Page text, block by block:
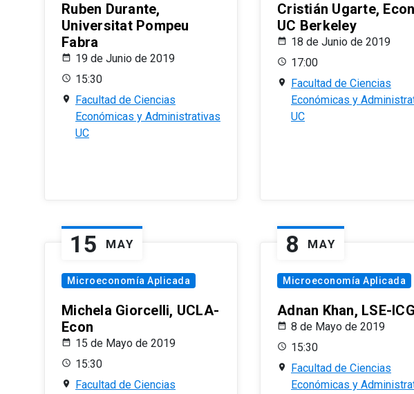
Ruben Durante,
Universitat Pompeu
Fabra
19 de Junio de 2019
15:30
Facultad de Ciencias
Económicas y Administrativas
UC
Cristián Ugarte,
UC Berkeley
18 de Junio de 2019
17:00
Facultad de Ciencias
Económicas y
UC
15 MAY
Microeconomía Aplicada
Michela Giorcelli, UCLA-
Econ
15 de Mayo de 2019
15:30
Facultad de Ciencias
8 MAY
Microeconomía Aplicada
Adnan Khan, LSE-ICG
8 de Mayo de 2019
15:30
Facultad de Ciencias
Económicas y